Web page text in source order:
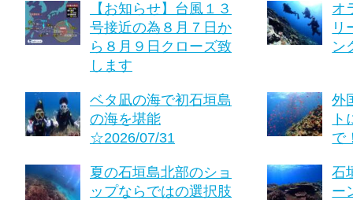
【お知らせ】台風１３
号接近の為８月７日か
ら８月９日クローズ致
します
オ
リ
ン
ベタ凪の海で初石垣島
の海を堪能
☆2026/07/31
外
で
夏の石垣島北部のショ
ップならではの選択肢
石
ー